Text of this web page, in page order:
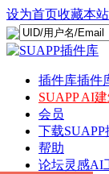
设为首页收藏本站
插件库插件
SUAPP AI
会员
下载
帮助
论坛灵感AI